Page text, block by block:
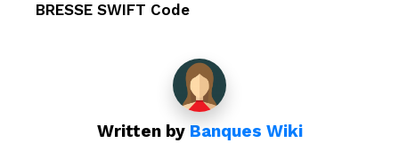
BRESSE SWIFT Code
Written by Banques Wiki